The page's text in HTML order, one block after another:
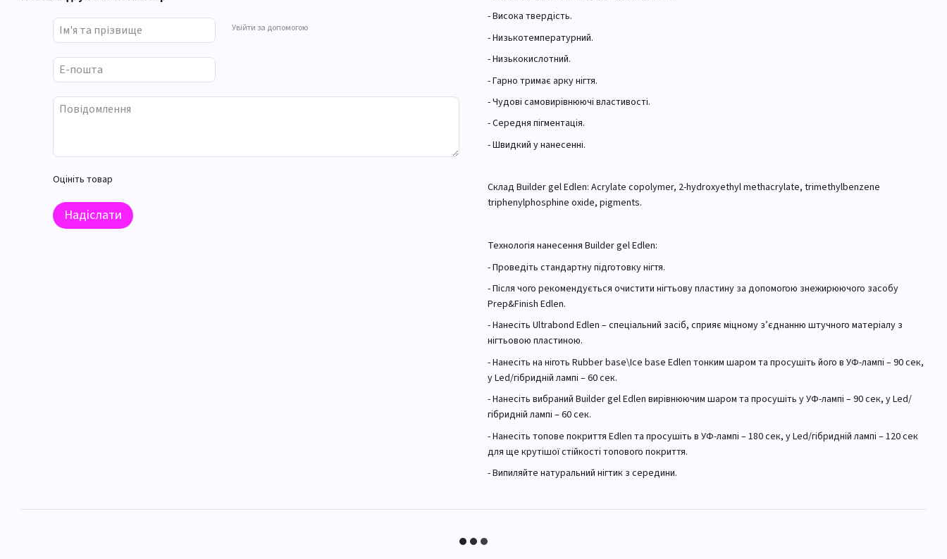
Увійти за допомогою
Оцініть товар
Надіслати
- Висока твердість.
- Низькотемпературний.
- Низькокислотний.
- Гарно тримає арку нігтя.
- Чудові самовирівнюючі властивості.
- Середня пігментація.
- Швидкий у нанесенні.
Склад Builder gel Edlen: Acrylate copolymer, 2-hydroxyethyl methacrylate, trimethylbenzene
triphenylphosphine oxide, pigments.
Технологія нанесення Builder gel Edlen:
- Проведіть стандартну підготовку нігтя.
- Після чого рекомендується очистити нігтьову пластину за допомогою знежирюючого засобу
Prep&Finish Edlen.
- Нанесіть Ultrabond Edlen – спеціальний засіб, сприяє міцному з’єднанню штучного матеріалу з
нігтьовою пластиною.
- Нанесіть на ніготь Rubber base\Ice base Edlen тонким шаром та просушіть його в УФ-лампі – 90 сек,
у Led/гібридній лампі – 60 сек.
- Нанесіть вибраний Builder gel Edlen вирівнюючим шаром та просушіть у УФ-лампі – 90 сек, у Led/
гібридній лампі – 60 сек.
- Нанесіть топове покриття Edlen та просушіть в УФ-лампі – 180 сек, у Led/гібридній лампі – 120 сек
для ще крутішої стійкості топового покриття.
- Випиляйте натуральний нігтик з середини.